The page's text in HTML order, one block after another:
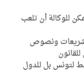
للوكالة أن تلعب
تشريعات ونصوص
لتونس بل للدول